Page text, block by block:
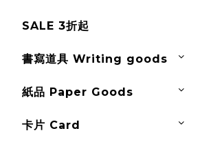
SALE 3折起
書寫道具 Writing goods
紙品 Paper Goods
卡片 Card